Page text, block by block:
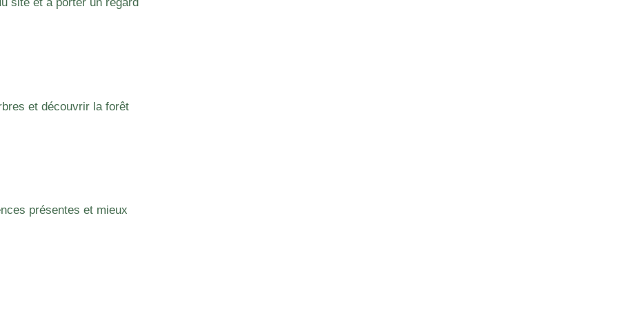
et découvrir la forêt
présentes et mieux